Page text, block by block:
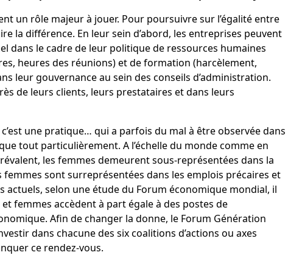
un rôle majeur à jouer. Pour poursuivre sur l’égalité entre
la différence. En leur sein d’abord, les entreprises peuvent
dans le cadre de leur politique de ressources humaines
heures des réunions) et de formation (harcèlement,
leur gouvernance au sein des conseils d’administration.
de leurs clients, leurs prestataires et dans leurs
c’est une pratique… qui a parfois du mal à être observée dans
tout particulièrement. A l’échelle du monde comme en
les femmes demeurent sous-représentées dans la
sont surreprésentées dans les emplois précaires et
actuels, selon uneétudedu Forum économique mondial, il
femmes accèdent à part égale à des postes de
Afin de changer la donne, le Forum Génération
dans chacune des six coalitions d’actions ou axes
ce rendez-vous.